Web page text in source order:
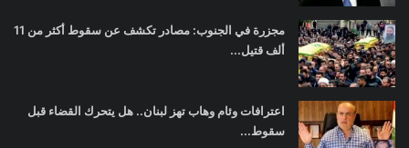
مجزرة في الجنوب: مصادر تكشف عن سقوط أكثر من 11
ألف قتيل...
اعترافات وئام وهاب تهز لبنان.. هل يتحرك القضاء قبل
سقوط...